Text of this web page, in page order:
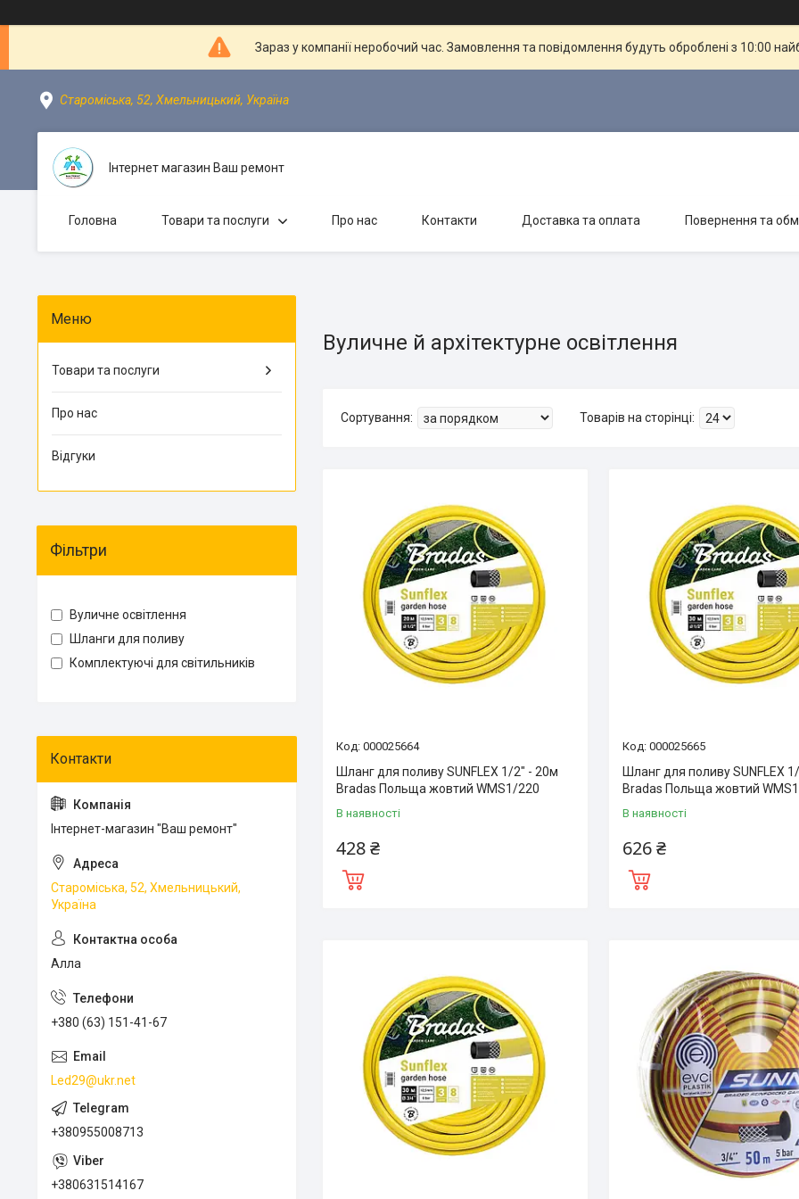
Зараз у компанії неробочий час. Замовлення та повідомлення будуть оброблені з 10:00
Староміська, 52, Хмельницький, Україна
Інтернет магазин Ваш ремонт
Головна Товари та послуги Про нас Контакти Доставка та оплата Повернення та
Вуличне й архітектурне освітлення
000025664
Шланг для поливу SUNFLEX 1/2″ - 20м
Bradas Польща жовтий WMS1/220
В наявності
428 ₴
000025665
Шланг для поливу SUNFLEX
Bradas Польща жовтий
В наявності
626 ₴
Товари та послуги
Про нас
Відгуки
Фільтри
Вуличне освітлення
Шланги для поливу
Комплектуючі для світильників
Інтернет-магазин "Ваш ремонт"
Староміська, 52, Хмельницький,
Україна
Алла
+380 (63) 151-41-67
Led29@ukr.net
+380955008713
+380631514167